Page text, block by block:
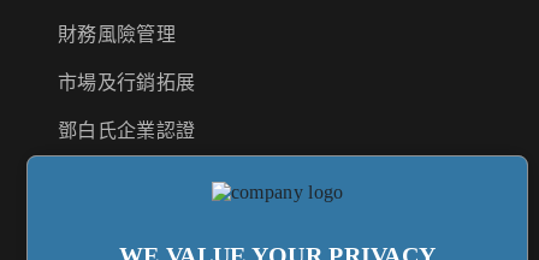
財務風險管理
市場及行銷拓展
鄧白氏企業認證